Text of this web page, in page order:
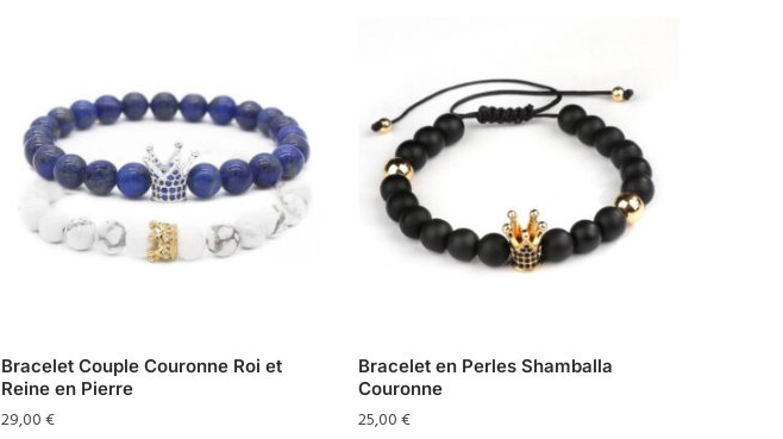
Bracelet Couple Couronne Roi et
Reine en Pierre
29,00€
Bracelet en Perles Shamballa
Couronne
25,00€